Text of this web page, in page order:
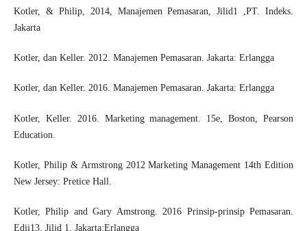
Kotler, & Philip, 2014, Manajemen Pemasaran, Jilid1 ,PT. Indeks.
Jakarta
Kotler, dan Keller. 2012. Manajemen Pemasaran. Jakarta: Erlangga
Kotler, dan Keller. 2016. Manajemen Pemasaran. Jakarta: Erlangga
Kotler, Keller. 2016. Marketing management. 15e, Boston, Pearson
Education.
Kotler, Philip & Armstrong 2012 Marketing Management 14th Edition
New Jersey: Pretice Hall.
Kotler, Philip and Gary Amstrong. 2016 Prinsip-prinsip Pemasaran.
Edii13. Jilid 1. Jakarta:Erlangga